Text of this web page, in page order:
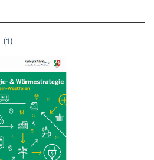
ODER ZULETZT ANGESEHENE
1 BROSCHÜREN